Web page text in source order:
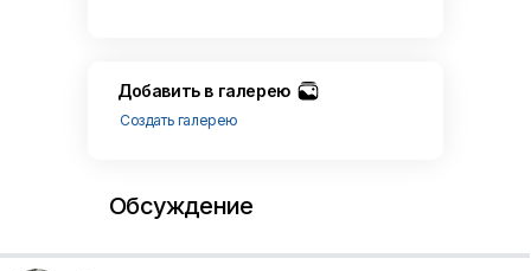
Добавить в галерею
Создать галерею
Обсуждение